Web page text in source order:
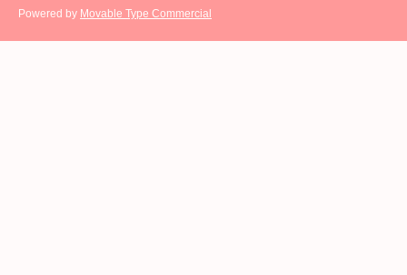
Powered by Movable Type Commercial